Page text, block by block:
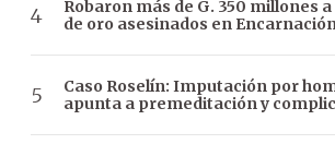
Robaron más de G. 350 millones
de oro asesinados en
Caso Roselín: Imputación por
apunta a premeditación y